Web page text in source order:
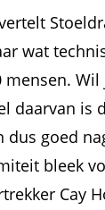
wat
daarvan is
dus goed
bleek
Cay